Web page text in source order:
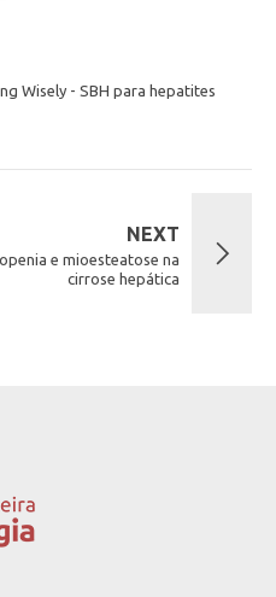
Wisely - SBH para hepatites
NEXT
e mioesteatose na
cirrose hepática